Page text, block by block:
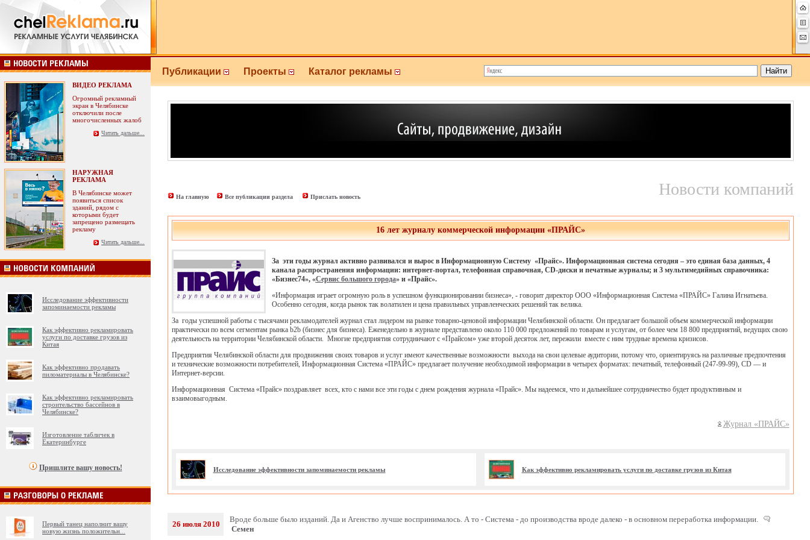
ВИДЕО РЕКЛАМА
Огромный рекламный
экран в Челябинске
отключили после
многочисленных жалоб
Читать дальше...
НАРУЖНАЯ
РЕКЛАМА
В Челябинске может
появиться список
зданий, рядом с
которыми будет
запрещено размещать
рекламу
Читать дальше...
Исследование эффективности
запоминаемости рекламы
Как эффективно рекламировать
услуги по доставке грузов из
Китая
Как эффективно продавать
пиломатериалы в Челябинске?
Как эффективно рекламировать
строительство бассейнов в
Челябинске?
Изготовление табличек в
Екатеринбурге
Пришлите вашу новость!
Первый танец наполнит вашу
новую жизнь положительн
Публикации Проекты Каталог рекламы
На главную Все публикации раздела Прислать новость Новости компаний
16 лет журналу коммерческой информации «ПРАЙС»
За эти годы журнал активно развивался и вырос в Информационную Систему «Прайс». Информационная система сегодня – это единая база данных, 4
канала распространения информации: интернет-портал, телефонная справочная, CD-диски и печатные журналы; и 3 мультимедийных справочника:
«Бизнес74», «Сервис большого города» и «Прайс».
«Информация играет огромную роль в успешном функционировании бизнеса», - говорит директор ООО «Информационная Система «ПРАЙС» Галина Игнатьева.
Особенно сегодня, когда рынок так волатилен и цена правильных управленческих решений так велика.
За годы успешной работы с тысячами рекламодателей журнал стал лидером на рынке товарно-ценовой информации Челябинской области. Он предлагает большой объем коммерческой информации
практически по всем сегментам рынка b2b (бизнес для бизнеса). Еженедельно в журнале представлено около 110 000 предложений по товарам и услугам, от более чем 18 800 предприятий, ведущих свою
деятельность на территории Челябинской области. Многие предприятия сотрудничают с «Прайсом» уже второй десяток лет, пережили вместе с ним трудные времена кризисов.
Предприятия Челябинской области для продвижения своих товаров и услуг имеют качественные возможности выхода на свои целевые аудитории, потому что, ориентируясь на различные предпочтения
и технические возможности потребителей, Информационная Система «ПРАЙС» предлагает получение необходимой информации в четырех форматах: печатный, телефонный (247-99-99), CD — и
Интернет-версии.
Информационная Система «Прайс» поздравляет всех, кто с нами все эти годы с днем рождения журнала «Прайс». Мы надеемся, что и дальнейшее сотрудничество будет продуктивным и
взаимовыгодным.
Журнал «ПРАЙС»
Исследование эффективности запоминаемости рекламы Как эффективно рекламировать услуги по доставке грузов из Китая
26 июля 2010
Вроде больше было изданий. Да и Агенство лучше воспринималось. А то - Система - до производства вроде далеко - в основном переработка информации.
Семен